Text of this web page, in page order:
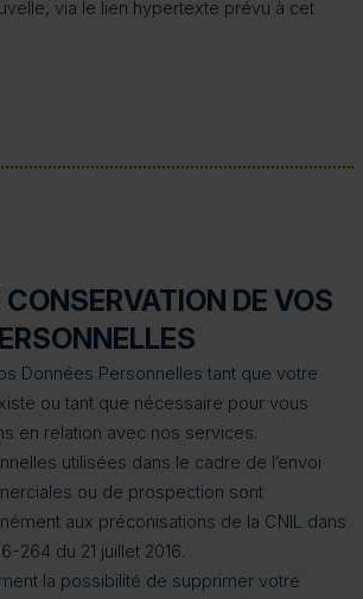
via le lien hypertexte prévu à cet
CONSERVATION DE VOS
Données Personnelles tant que votre
ou tant que nécessaire pour vous
en relation avec nos services.
utilisées dans le cadre de l’envoi
ou de prospection sont
aux préconisations de la CNIL dans
264 du 21 juillet 2016.
la possibilité de supprimer votre